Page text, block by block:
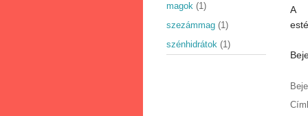
magok (1)
szezámmag (1)
szénhidrátok (1)